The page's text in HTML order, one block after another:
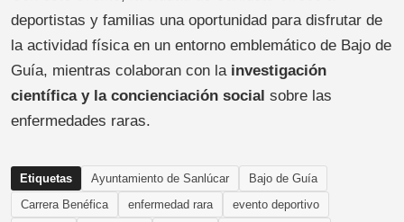
deportistas y familias una oportunidad para disfrutar de
la actividad física en un entorno emblemático de Bajo de
Guía, mientras colaboran con la investigación
científica y la concienciación social sobre las
enfermedades raras.
Etiquetas Ayuntamiento de Sanlúcar
Bajo de Guía
Carrera Benéfica
enfermedad rara
evento deportivo